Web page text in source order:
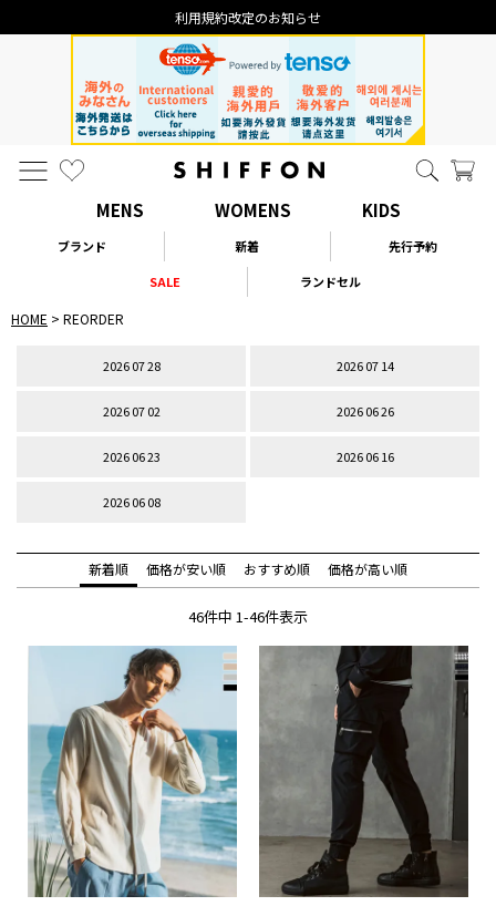
なりすまし・いたずら注文について
MENS WOMENS KIDS
ブランド 新着
先行予約
SALE
ランドセル
HOME REORDER
2026 07 28 2026 07 14
2026 07 02 2026 06 26
2026 06 23 2026 06 16
2026 06 08
新着順 価格が安い順 おすすめ順 価格が高い順
46件中 1-46件表示